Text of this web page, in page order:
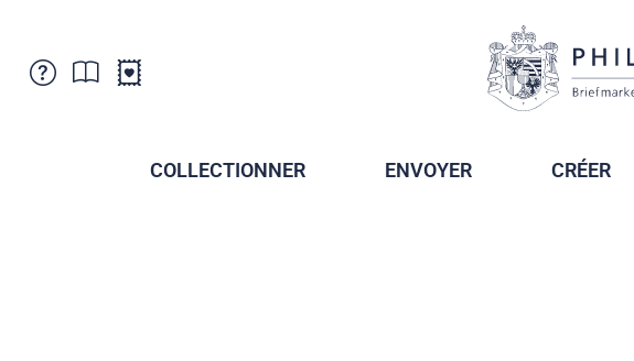
Points de vente
AbonnementCOLLECTIONNER ENVOYER CRÉER